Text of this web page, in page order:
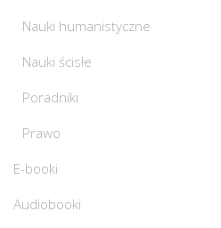
Nauki humanistyczne
Nauki ścisłe
Poradniki
Prawo
E-booki
Audiobooki